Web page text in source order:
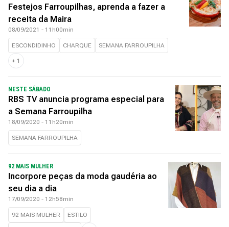
Festejos Farroupilhas, aprenda a fazer a
receita da Maira
08/09/2021 - 11h00min
ESCONDIDINHO CHARQUE SEMANA FARROUPILHA
+ 1
NESTE SÁBADO
RBS TV anuncia programa especial para
a Semana Farroupilha
18/09/2020 - 11h20min
SEMANA FARROUPILHA
92 MAIS MULHER
Incorpore peças da moda gaudéria ao
seu dia a dia
17/09/2020 - 12h58min
92 MAIS MULHER ESTILO